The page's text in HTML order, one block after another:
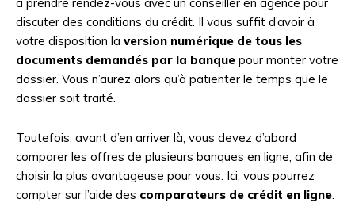
discuter des conditions du crédit. Il vous suffit d’avoir à
votre disposition la version numérique de tous les
documents demandés par la banque pour monter votre
dossier. Vous n’aurez alors qu’à patienter le temps que le
dossier soit traité.
Toutefois, avant d’en arriver là, vous devez d’abord
comparer les offres de plusieurs banques en ligne, afin de
choisir la plus avantageuse pour vous. Ici, vous pourrez
compter sur l’aide des comparateurs de crédit en ligne